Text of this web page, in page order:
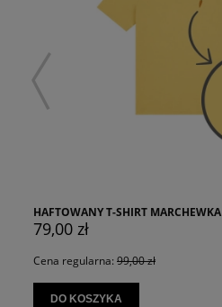
HAFTOWANY T-SHIRT MARCHEWKA
79,00 zł
Cena regularna: 99,00 zł
DO KOSZYKA